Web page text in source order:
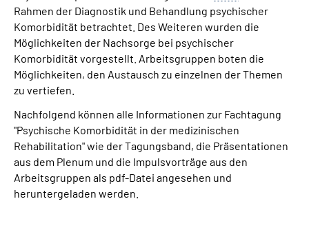
Rahmen der Diagnostik und Behandlung psychischer
Komorbidität betrachtet. Des Weiteren wurden die
Möglichkeiten der Nachsorge bei psychischer
Komorbidität vorgestellt. Arbeitsgruppen boten die
Möglichkeiten, den Austausch zu einzelnen der Themen
zu vertiefen.
Nachfolgend können alle Informationen zur Fachtagung
"Psychische Komorbidität in der medizinischen
Rehabilitation" wie der Tagungsband, die Präsentationen
aus dem Plenum und die Impulsvorträge aus den
Arbeitsgruppen als pdf-Datei angesehen und
heruntergeladen werden.